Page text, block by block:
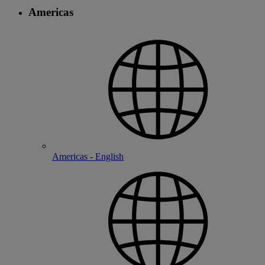
Americas
Americas - English